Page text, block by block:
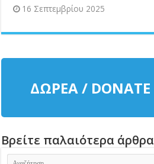
16 Σεπτεμβρίου 2025
ΔΩΡΕΑ / DONATE
Βρείτε παλαιότερα άρθρα